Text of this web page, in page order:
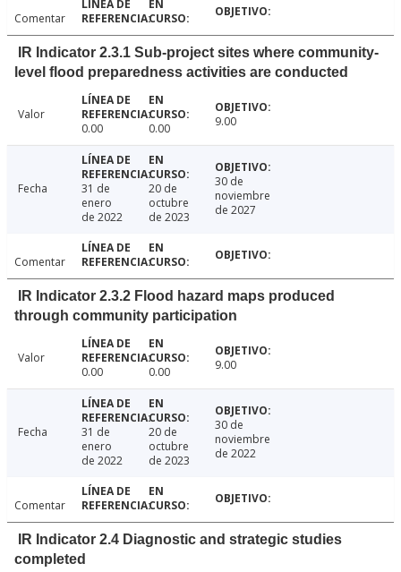
Comentar
IR Indicator 2.3.1 Sub-project sites where community-
level flood preparedness activities are conducted
Valor
0.00
0.00 9.00
Fecha
31 de
enero
de 2022
20 de
octubre
de 2023
30 de
noviembre
de 2027
Comentar
IR Indicator 2.3.2 Flood hazard maps produced
through community participation
Valor
0.00
0.00 9.00
Fecha
31 de
enero
de 2022
20 de
octubre
de 2023
30 de
noviembre
de 2022
Comentar
IR Indicator 2.4 Diagnostic and strategic studies
completed